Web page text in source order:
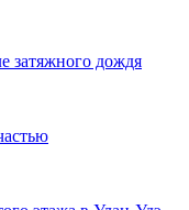
затяжного дождя